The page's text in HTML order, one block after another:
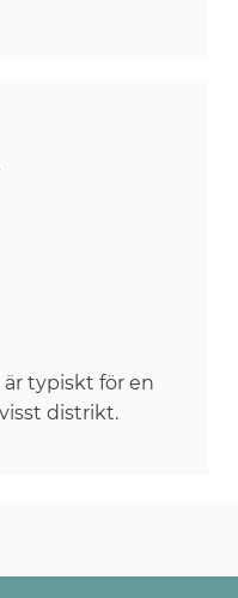
typiskt för en
distrikt.